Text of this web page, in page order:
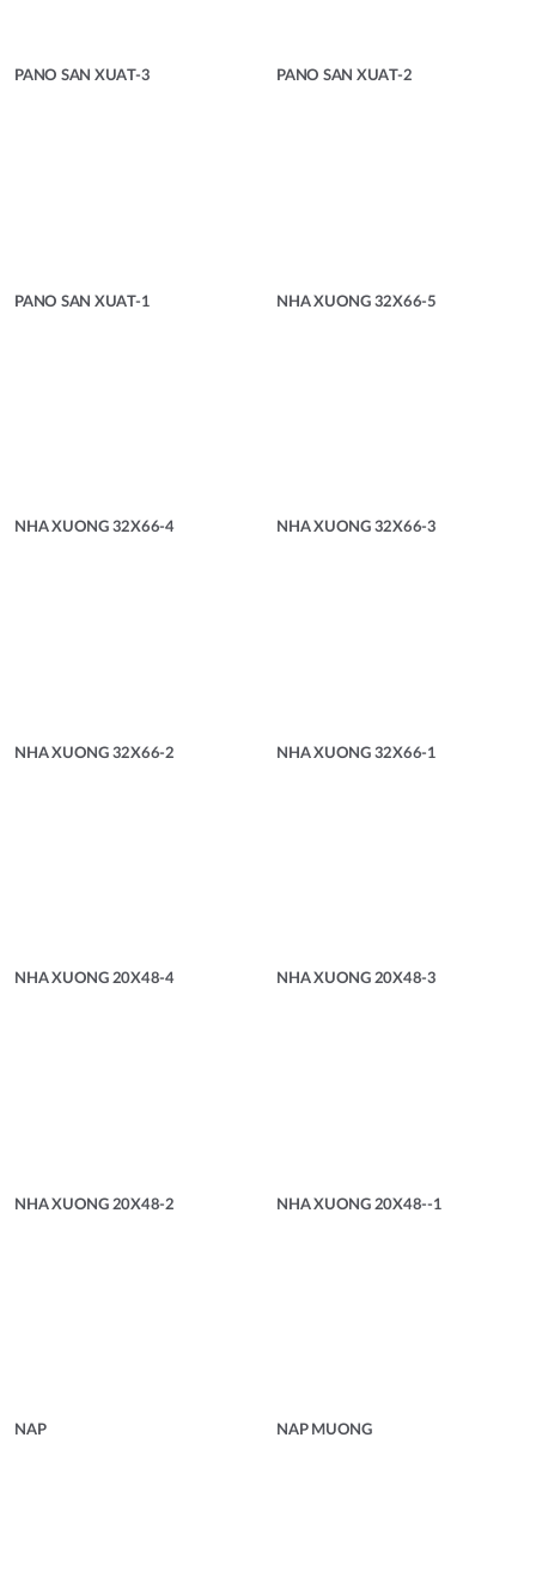
PANO SAN XUAT-3 PANO SAN XUAT-2
PANO SAN XUAT-1 NHA XUONG 32X66-5
NHA XUONG 32X66-4 NHA XUONG 32X66-3
NHA XUONG 32X66-2 NHA XUONG 32X66-1
NHA XUONG 20X48-4 NHA XUONG 20X48-3
NHA XUONG 20X48-2 NHA XUONG 20X48--1
NAP NAP MUONG